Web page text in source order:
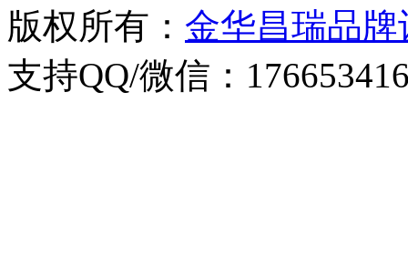
版权所有： 金华昌瑞品
支持QQ/微信：